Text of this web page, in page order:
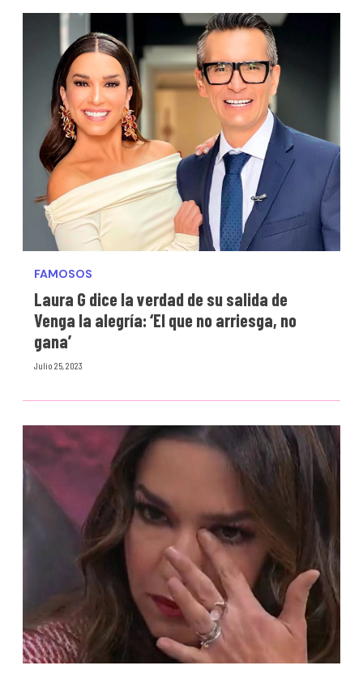
FAMOSOS
Laura G dice la verdad de su salida de
Venga la alegría: ‘El que no arriesga, no
gana’
Julio 25, 2023